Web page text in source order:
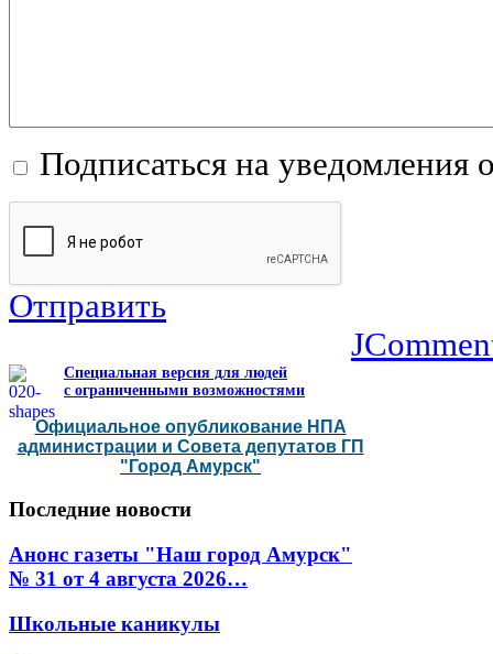
Подписаться на уведомления
Отправить
Специальная версия для людей
с ограниченными возможностями
Официальное опубликование НПА
администрации и Совета депутатов ГП
"Город Амурск"
Последние новости
Анонс газеты "Наш город Амурск"
№ 31 от 4 августа 2026…
Школьные каникулы